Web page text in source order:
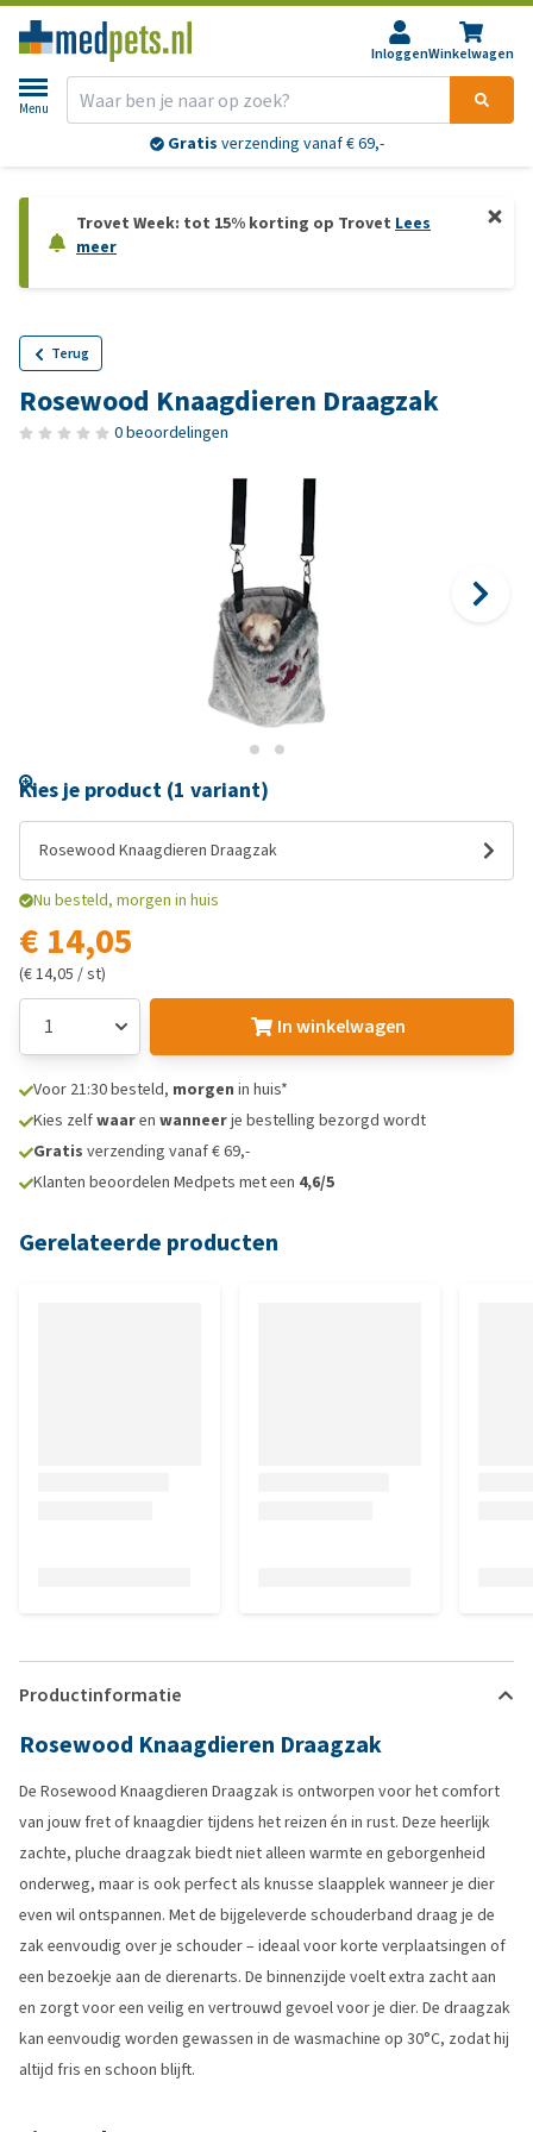
InloggenWinkelwagen
Menu
Gratis verzending vanaf € 69,-
Trovet Week: tot 15% korting op Trovet Lees
meer
Terug
Rosewood Knaagdieren Draagzak
0 beoordelingen
Kies je product (1 variant)
Rosewood Knaagdieren Draagzak
Nu besteld, morgen in huis
€ 14,05
(€ 14,05 / st)
In winkelwagen
Voor 21:30 besteld, morgen in huis*
Kies zelfwaaren wanneerje bestelling bezorgd wordt
Gratis verzending vanaf € 69,-
Klanten beoordelen Medpets met een 4,6/5
Gerelateerde producten
Productinformatie
Rosewood Knaagdieren Draagzak
De Rosewood Knaagdieren Draagzak is ontworpen voor het comfort
van jouw fret of knaagdier tijdens het reizen én in rust. Deze heerlijk
zachte, pluche draagzak biedt niet alleen warmte en geborgenheid
onderweg, maar is ook perfect als knusse slaapplek wanneer je dier
even wil ontspannen. Met de bijgeleverde schouderband draag je de
zak eenvoudig over je schouder – ideaal voor korte verplaatsingen of
een bezoekje aan de dierenarts. De binnenzijde voelt extra zacht aan
en zorgt voor een veilig en vertrouwd gevoel voor je dier. De draagzak
kan eenvoudig worden gewassen in de wasmachine op 30°C, zodat hij
altijd fris en schoon blijft.